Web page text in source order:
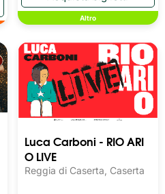
Altro
Luca Carboni - RIO ARI
O LIVE
Reggia di Caserta, Caserta